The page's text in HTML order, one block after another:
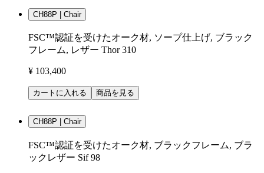
CH88P | Chair
FSC™認証を受けたオーク材, ソープ仕上げ, ブラック
フレーム, レザー Thor 310
¥ 103,400
カートに入れる 商品を見る
CH88P | Chair
FSC™認証を受けたオーク材, ブラックフレーム, ブラ
ックレザー Sif 98